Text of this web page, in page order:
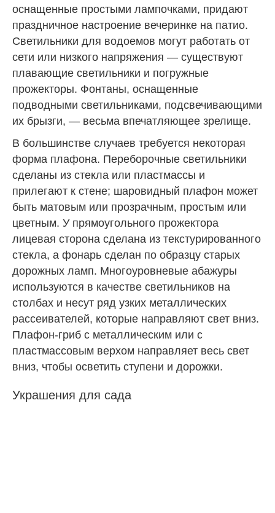
оснащенные простыми лампочками, придают
праздничное настроение вечеринке на патио.
Светильники для водоемов могут работать от
сети или низкого напряжения — существуют
плавающие светильники и погружные
прожекторы. Фонтаны, оснащенные
подводными светильниками, подсвечивающими
их брызги, — весьма впечатляющее зрелище.
В большинстве случаев требуется некоторая
форма плафона. Переборочные светильники
сделаны из стекла или пластмассы и
прилегают к стене; шаровидный плафон может
быть матовым или прозрачным, простым или
цветным. У прямоугольного прожектора
лицевая сторона сделана из текстурированного
стекла, а фонарь сделан по образцу старых
дорожных ламп. Многоуровневые абажуры
используются в качестве светильников на
столбах и несут ряд узких металлических
рассеивателей, которые направляют свет вниз.
Плафон-гриб с металлическим или с
пластмассовым верхом направляет весь свет
вниз, чтобы осветить ступени и дорожки.
Украшения для сада